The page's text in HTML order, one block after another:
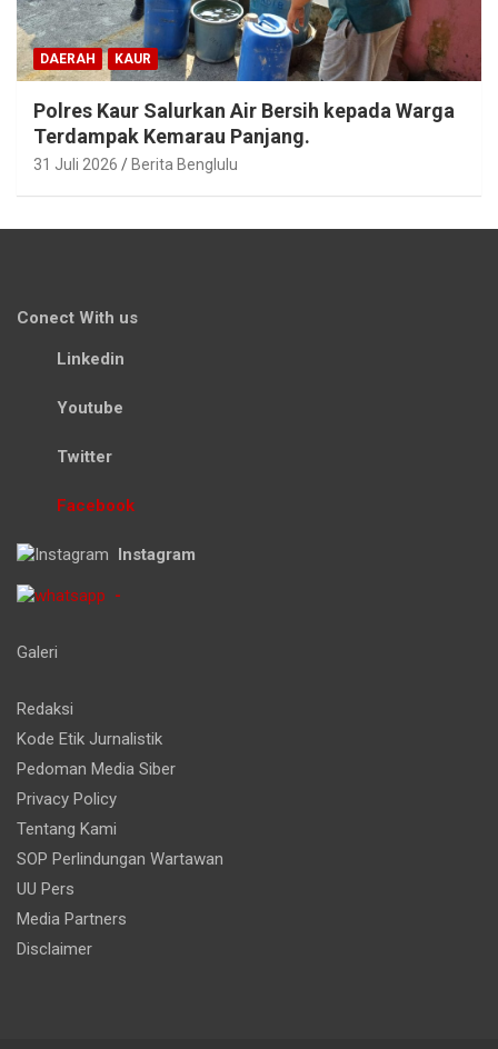
DAERAH KAUR
Polres Kaur Salurkan Air Bersih kepada Warga
Terdampak Kemarau Panjang.
31 Juli 2026 Berita Benglulu
Conect With us
Linkedin
Youtube
Twitter
Facebook
Instagram
-
Galeri
Redaksi
Kode Etik Jurnalistik
Pedoman Media Siber
Privacy Policy
Tentang Kami
SOP Perlindungan Wartawan
UU Pers
Media Partners
Disclaimer